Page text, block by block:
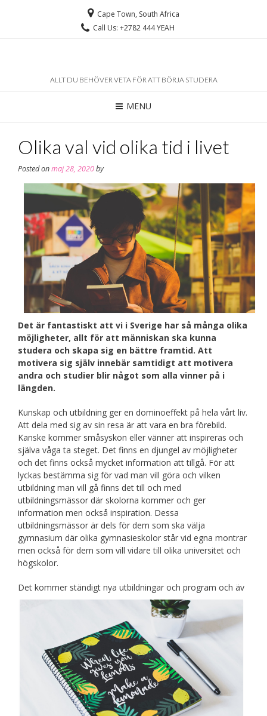
Cape Town, South Africa
Call Us: +2782 444 YEAH
ALLT DU BEHÖVER VETA FÖR ATT BÖRJA STUDERA
MENU
Olika val vid olika tid i livet
Posted onmaj 28, 2020by
Det är fantastiskt att vi i Sverige har så många olika
möjligheter, allt för att människan ska kunna
studera och skapa sig en bättre framtid. Att
motivera sig själv innebär samtidigt att motivera
andra och studier blir något som alla vinner på i
längden.
Kunskap och utbildning ger en dominoeffekt på hela vårt liv.
Att dela med sig av sin resa är att vara en bra förebild.
Kanske kommer småsyskon eller vänner att inspireras och
själva våga ta steget. Det finns en djungel av möjligheter
och det finns också mycket information att tillgå. För att
lyckas bestämma sig för vad man vill göra och vilken
utbildning man vill gå finns det till och med
utbildningsmässor där skolorna kommer och ger
information men också inspiration. Dessa
utbildningsmässor är dels för dem som ska välja
gymnasium där olika gymnasieskolor står vid egna montrar
men också för dem som vill vidare till olika universitet och
högskolor.
Det kommer ständigt nya utbildningar och program och äv